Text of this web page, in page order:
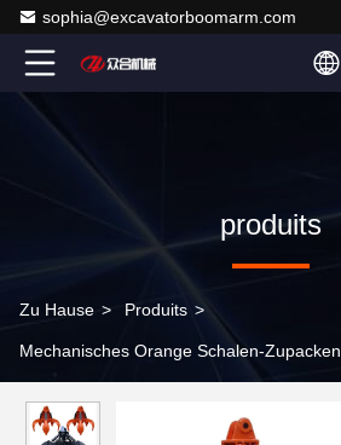
sophia@excavatorboomarm.com
produits
Zu Hause > Produits >
Mechanisches Orange Schalen-Zupacken
Rotation für Abfall-Schrotte